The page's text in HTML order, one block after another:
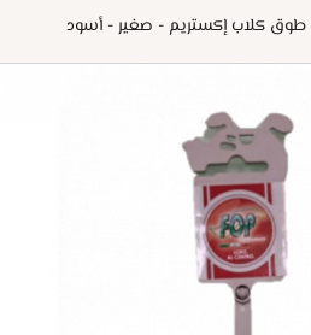
طوق كلاب إكستريم - صغير - أسود